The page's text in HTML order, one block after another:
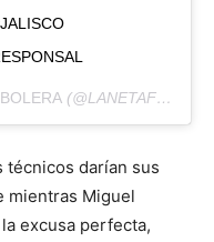
(@LANETAFUTBOLERA) ON
técnicos darían sus
mientras Miguel
excusa perfecta,